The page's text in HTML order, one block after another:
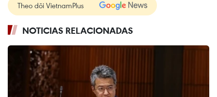
Theo dõi VietnamPlus
NOTICIAS RELACIONADAS